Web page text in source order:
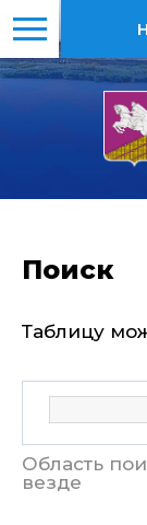
Поиск
Таблицу
Область
везде